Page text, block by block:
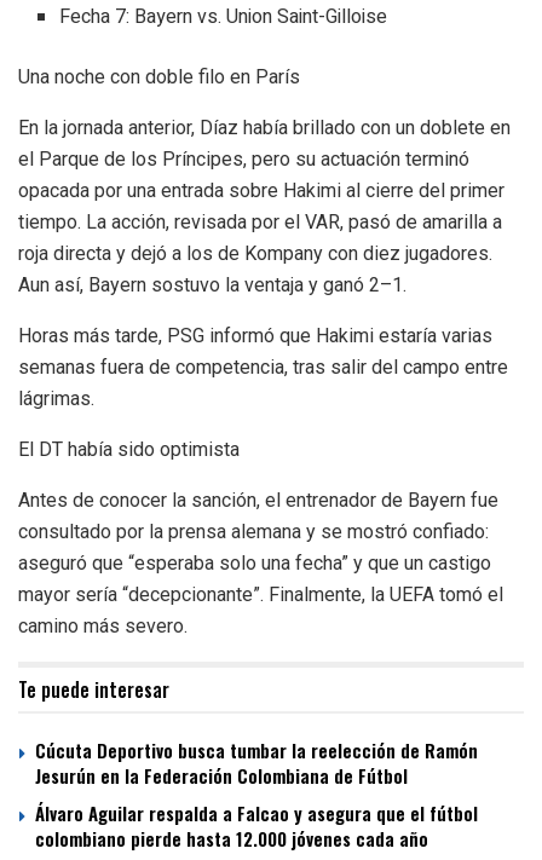
Fecha 7: Bayern vs. Union Saint-Gilloise
Una noche con doble filo en París
En la jornada anterior, Díaz había brillado con un doblete en
el Parque de los Príncipes, pero su actuación terminó
opacada por una entrada sobre Hakimi al cierre del primer
tiempo. La acción, revisada por el VAR, pasó de amarilla a
roja directa y dejó a los de Kompany con diez jugadores.
Aun así, Bayern sostuvo la ventaja y ganó 2–1.
Horas más tarde, PSG informó que Hakimi estaría varias
semanas fuera de competencia, tras salir del campo entre
lágrimas.
El DT había sido optimista
Antes de conocer la sanción, el entrenador de Bayern fue
consultado por la prensa alemana y se mostró confiado:
aseguró que “esperaba solo una fecha” y que un castigo
mayor sería “decepcionante”. Finalmente, la UEFA tomó el
camino más severo.
Te puede interesar
Cúcuta Deportivo busca tumbar la reelección de Ramón
Jesurún en la Federación Colombiana de Fútbol
Álvaro Aguilar respalda a Falcao y asegura que el fútbol
colombiano pierde hasta 12.000 jóvenes cada año